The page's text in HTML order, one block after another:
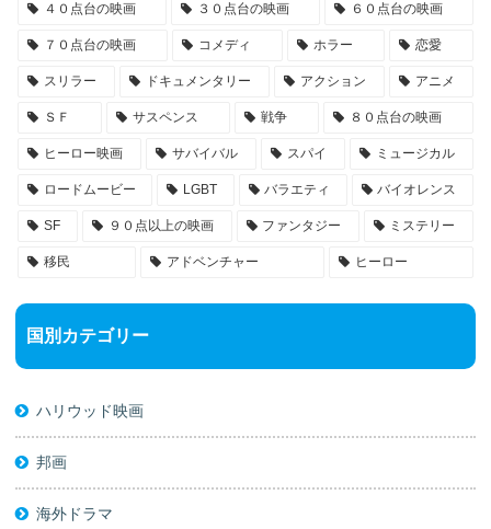
４０点台の映画 ３０点台の映画 ６０点台の映画
７０点台の映画 コメディ ホラー 恋愛
スリラー ドキュメンタリー アクション アニメ
ＳＦ サスペンス 戦争 ８０点台の映画
ヒーロー映画 サバイバル スパイ ミュージカル
ロードムービー LGBT バラエティ バイオレンス
SF ９０点以上の映画 ファンタジー ミステリー
移民 アドベンチャー ヒーロー
国別カテゴリー
ハリウッド映画
邦画
海外ドラマ